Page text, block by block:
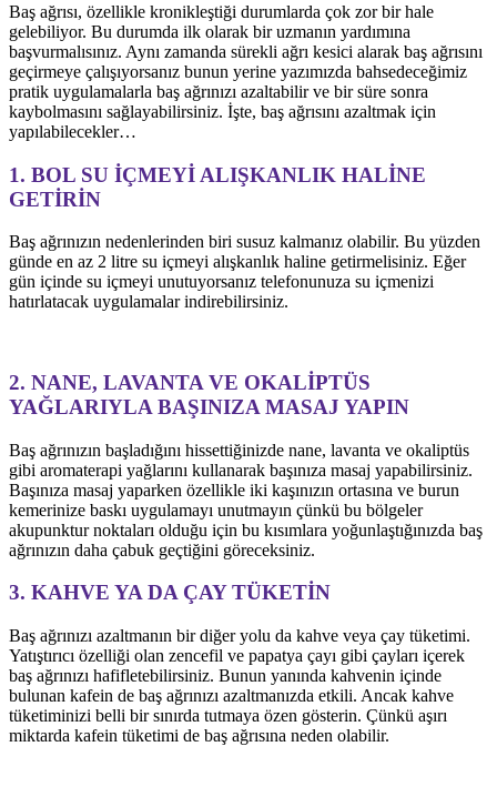
Baş ağrısı, özellikle kronikleştiği durumlarda çok zor bir hale
gelebiliyor. Bu durumda ilk olarak bir uzmanın yardımına
başvurmalısınız. Aynı zamanda sürekli ağrı kesici alarak baş ağrısını
geçirmeye çalışıyorsanız bunun yerine yazımızda bahsedeceğimiz
pratik uygulamalarla baş ağrınızı azaltabilir ve bir süre sonra
kaybolmasını sağlayabilirsiniz. İşte, baş ağrısını azaltmak için
yapılabilecekler…
1. BOL SU İÇMEYİ ALIŞKANLIK HALİNE
GETİRİN
Baş ağrınızın nedenlerinden biri susuz kalmanız olabilir. Bu yüzden
günde en az 2 litre su içmeyi alışkanlık haline getirmelisiniz. Eğer
gün içinde su içmeyi unutuyorsanız telefonunuza su içmenizi
hatırlatacak uygulamalar indirebilirsiniz.
2. NANE, LAVANTA VE OKALİPTÜS
YAĞLARIYLA BAŞINIZA MASAJ YAPIN
Baş ağrınızın başladığını hissettiğinizde nane, lavanta ve okaliptüs
gibi aromaterapi yağlarını kullanarak başınıza masaj yapabilirsiniz.
Başınıza masaj yaparken özellikle iki kaşınızın ortasına ve burun
kemerinize baskı uygulamayı unutmayın çünkü bu bölgeler
akupunktur noktaları olduğu için bu kısımlara yoğunlaştığınızda baş
ağrınızın daha çabuk geçtiğini göreceksiniz.
3. KAHVE YA DA ÇAY TÜKETİN
Baş ağrınızı azaltmanın bir diğer yolu da kahve veya çay tüketimi.
Yatıştırıcı özelliği olan zencefil ve papatya çayı gibi çayları içerek
baş ağrınızı hafifletebilirsiniz. Bunun yanında kahvenin içinde
bulunan kafein de baş ağrınızı azaltmanızda etkili. Ancak kahve
tüketiminizi belli bir sınırda tutmaya özen gösterin. Çünkü aşırı
miktarda kafein tüketimi de baş ağrısına neden olabilir.